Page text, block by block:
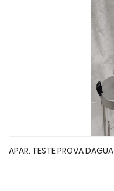
APAR. TESTE PROVA DAGUA